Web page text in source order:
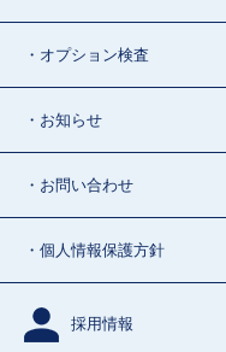
・オプション検査
・お知らせ
・お問い合わせ
・個人情報保護方針
採用情報